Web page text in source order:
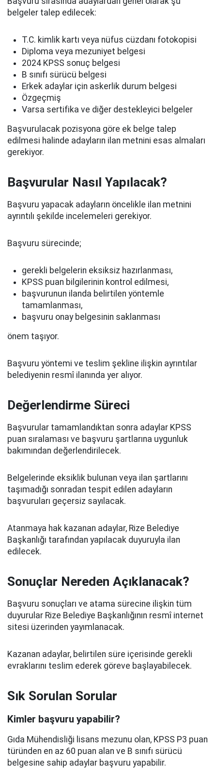
belgeler talep edilecek:
T.C. kimlik kartı veya nüfus cüzdanı fotokopisi
Diploma veya mezuniyet belgesi
2024 KPSS sonuç belgesi
B sınıfı sürücü belgesi
Erkek adaylar için askerlik durum belgesi
Özgeçmiş
Varsa sertifika ve diğer destekleyici belgeler
Başvurulacak pozisyona göre ek belge talep
edilmesi halinde adayların ilan metnini esas almaları
gerekiyor.
Başvurular Nasıl Yapılacak?
Başvuru yapacak adayların öncelikle ilan metnini
ayrıntılı şekilde incelemeleri gerekiyor.
Başvuru sürecinde;
gerekli belgelerin eksiksiz hazırlanması,
KPSS puan bilgilerinin kontrol edilmesi,
başvurunun ilanda belirtilen yöntemle
tamamlanması,
başvuru onay belgesinin saklanması
önem taşıyor.
Başvuru yöntemi ve teslim şekline ilişkin ayrıntılar
belediyenin resmî ilanında yer alıyor.
Değerlendirme Süreci
Başvurular tamamlandıktan sonra adaylar KPSS
puan sıralaması ve başvuru şartlarına uygunluk
bakımından değerlendirilecek.
Belgelerinde eksiklik bulunan veya ilan şartlarını
taşımadığı sonradan tespit edilen adayların
başvuruları geçersiz sayılacak.
Atanmaya hak kazanan adaylar, Rize Belediye
Başkanlığı tarafından yapılacak duyuruyla ilan
edilecek.
Sonuçlar Nereden Açıklanacak?
Başvuru sonuçları ve atama sürecine ilişkin tüm
duyurular Rize Belediye Başkanlığının resmî internet
sitesi üzerinden yayımlanacak.
Kazanan adaylar, belirtilen süre içerisinde gerekli
evraklarını teslim ederek göreve başlayabilecek.
Sık Sorulan Sorular
Kimler başvuru yapabilir?
Gıda Mühendisliği lisans mezunu olan, KPSS P3 puan
türünden en az 60 puan alan ve B sınıfı sürücü
belgesine sahip adaylar başvuru yapabilir.